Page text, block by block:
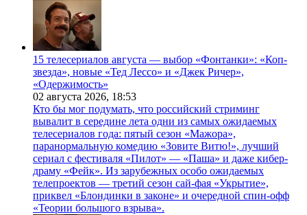
15 телесериалов августа — выбор «Фонтанки»: «Коп-
звезда», новые «Тед Лессо» и «Джек Ричер»,
«Одержимость»
02 августа 2026, 18:53
Кто бы мог подумать, что российский стриминг
вывалит в середине лета одни из самых ожидаемых
телесериалов года: пятый сезон «Мажора»,
паранормальную комедию «Зовите Витю!», лучший
сериал с фестиваля «Пилот» — «Паша» и даже кибер-
драму «Фейк». Из зарубежных особо ожидаемых
телепроектов — третий сезон сай-фая «Укрытие»,
приквел «Блондинки в законе» и очередной спин-офф
«Теории большого взрыва».